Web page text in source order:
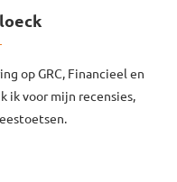
op GRC, Financieel en
ik voor mijn recensies,